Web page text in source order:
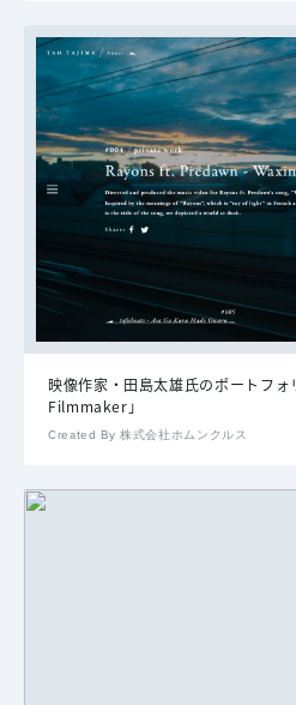
映像作家・田島太雄氏のポートフォ
Filmmaker」
Created By 株式会社ホムンクルス